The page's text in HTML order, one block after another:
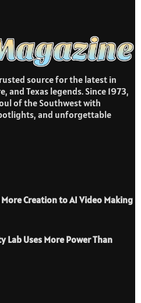
source for the latest in
Texas legends. Since 1973,
of the Southwest with
and unforgettable
Creation to AI Video Making
Lab Uses More Power Than